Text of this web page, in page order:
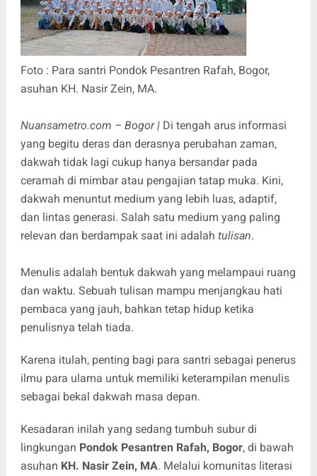
Foto : Para santri Pondok Pesantren Rafah, Bogor,
asuhan KH. Nasir Zein, MA.
Nuansametro.com – Bogor |Di tengah arus informasi
yang begitu deras dan derasnya perubahan zaman,
dakwah tidak lagi cukup hanya bersandar pada
ceramah di mimbar atau pengajian tatap muka. Kini,
dakwah menuntut medium yang lebih luas, adaptif,
dan lintas generasi. Salah satu medium yang paling
relevan dan berdampak saat ini adalah tulisan.
Menulis adalah bentuk dakwah yang melampaui ruang
dan waktu. Sebuah tulisan mampu menjangkau hati
pembaca yang jauh, bahkan tetap hidup ketika
penulisnya telah tiada.
Karena itulah, penting bagi para santri sebagai penerus
ilmu para ulama untuk memiliki keterampilan menulis
sebagai bekal dakwah masa depan.
Kesadaran inilah yang sedang tumbuh subur di
lingkungan Pondok Pesantren Rafah, Bogor, di bawah
asuhan KH. Nasir Zein, MA. Melalui komunitas literasi